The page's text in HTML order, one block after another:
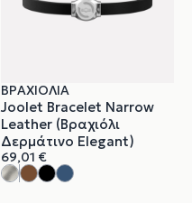
ΒΡΑΧΙΌΛΙΑ
Joolet Bracelet Narrow
Leather (Βραχιόλι
Δερμάτινο Elegant)
69,01 €